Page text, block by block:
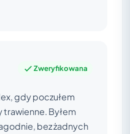
Zweryfikowana
gdy poczułem
trawienne. Byłem
bez żadnych